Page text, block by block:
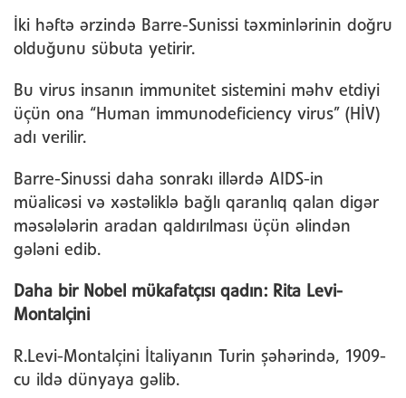
İki həftə ərzində Barre-Sunissi təxminlərinin doğru
olduğunu sübuta yetirir.
Bu virus insanın immunitet sistemini məhv etdiyi
üçün ona “Human immunodeficiency virus” (HİV)
adı verilir.
Barre-Sinussi daha sonrakı illərdə AIDS-in
müalicəsi və xəstəliklə bağlı qaranlıq qalan digər
məsələlərin aradan qaldırılması üçün əlindən
gələni edib.
Daha bir Nobel mükafatçısı qadın: Rita Levi-
Montalçini
R.Levi-Montalçini İtaliyanın Turin şəhərində, 1909-
cu ildə dünyaya gəlib.